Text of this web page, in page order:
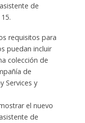
de
requisitos para
puedan incluir
colección de
de
Services y
el nuevo
de